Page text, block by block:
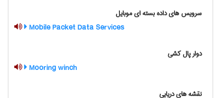
سرویس های داده بسته ای موبایل
Mobile Packet Data Services
دوار پال کشی
Mooring winch
نقشه های دریایی